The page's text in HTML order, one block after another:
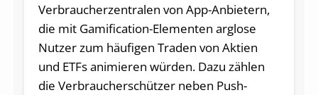
Verbraucherzentralen von App-Anbietern,
die mit Gamification-Elementen arglose
Nutzer zum häufigen Traden von Aktien
und ETFs animieren würden. Dazu zählen
die Verbraucherschützer neben Push-